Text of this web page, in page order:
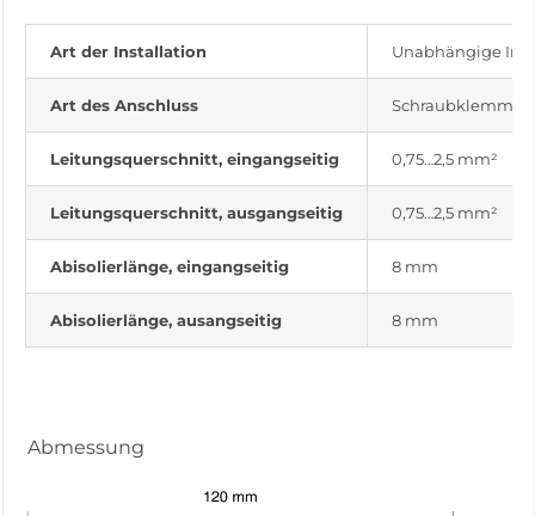
Art der Installation Unabhängige
Art des Anschluss Schraubklemme
Leitungsquerschnitt, eingangseitig 0,75…2,5 mm²
Leitungsquerschnitt, ausgangseitig 0,75…2,5 mm²
Abisolierlänge, eingangseitig 8 mm
Abisolierlänge, ausangseitig 8 mm
Abmessung